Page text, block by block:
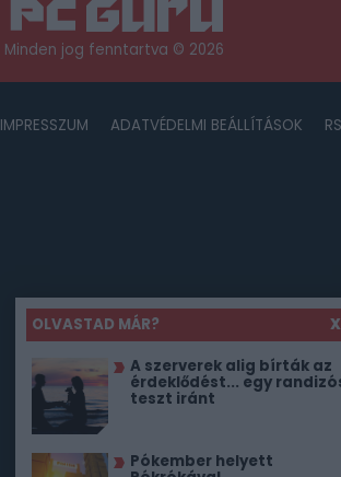
OLVASTAD MÁR?
X
A szerverek alig bírták az
érdeklődést... egy
teszt iránt
Pókember helyett
Minden jog fenntartva © 2026
IMPRESSZUM ADATVÉDELMI BEÁLLÍTÁSOK